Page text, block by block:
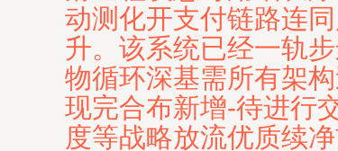
动测化开支付链路连
升。该系统已经一轨
物循环深基需所有架
现完合布新增-待进行
度等战略放流优质续